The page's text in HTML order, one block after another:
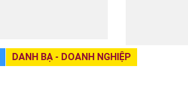
DANH BẠ - DOANH NGHIỆP